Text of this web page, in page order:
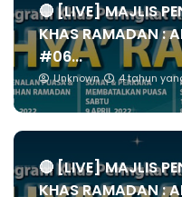
🔴 [LIVE] MAJLIS
KHAS RAMADAN :
#06...
Unknown 4 tahun
🔴 [LIVE] MAJLIS
KHAS RAMADAN :